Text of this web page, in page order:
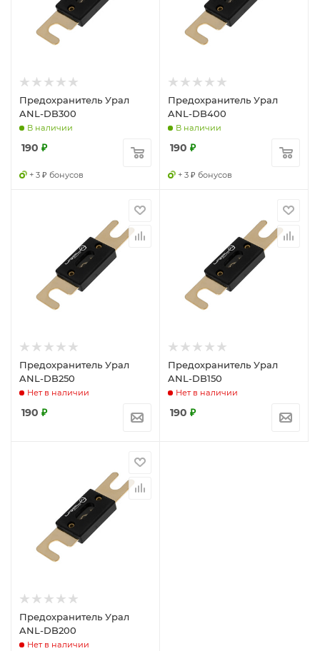
Предохранитель Урал
ANL-DB300
В наличии
190 ₽
+ 3 ₽ бонусов
Предохранитель Урал
ANL-DB400
В наличии
190 ₽
+ 3 ₽ бонусов
Предохранитель Урал
ANL-DB250
Нет в наличии
190 ₽
Предохранитель Урал
ANL-DB150
Нет в наличии
190 ₽
Предохранитель Урал
ANL-DB200
Нет в наличии